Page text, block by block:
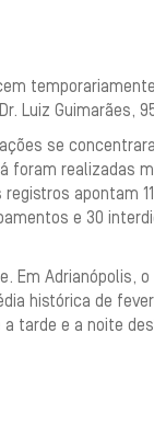
Luiz Guimarães,
se
foram realizadas
apontam
e 30
Em Adrianópolis,
histórica de
tarde e a noite